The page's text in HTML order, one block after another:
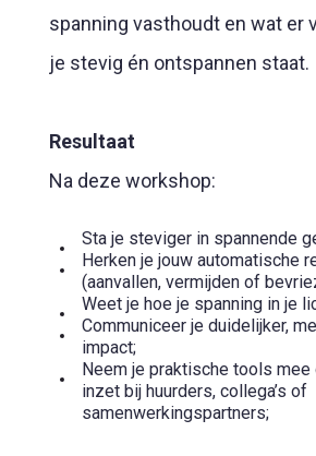
spanning vasthoudt en wat er
je stevig én ontspannen staat.
Resultaat
Na deze workshop:
Sta je steviger in spannende
Herken je jouw automatische
(aanvallen, vermijden of
Weet je hoe je spanning in je
Communiceer je duidelijker,
impact;
Neem je praktische tools
inzet bij huurders, collega’s of
samenwerkingspartners;